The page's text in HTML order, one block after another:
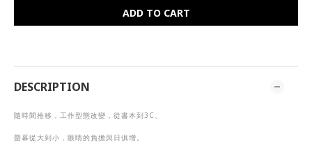
ADD TO CART
DESCRIPTION
隨時間推移，工作型態改變，從書本到3C 、
螢幕從大到小，眼睛的負擔與日俱增。